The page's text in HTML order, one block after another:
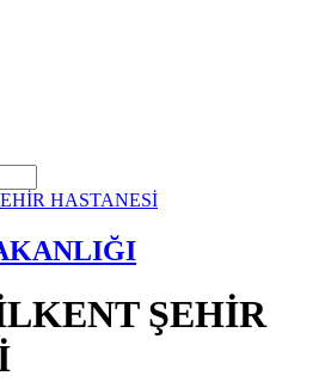
ŞEHİR